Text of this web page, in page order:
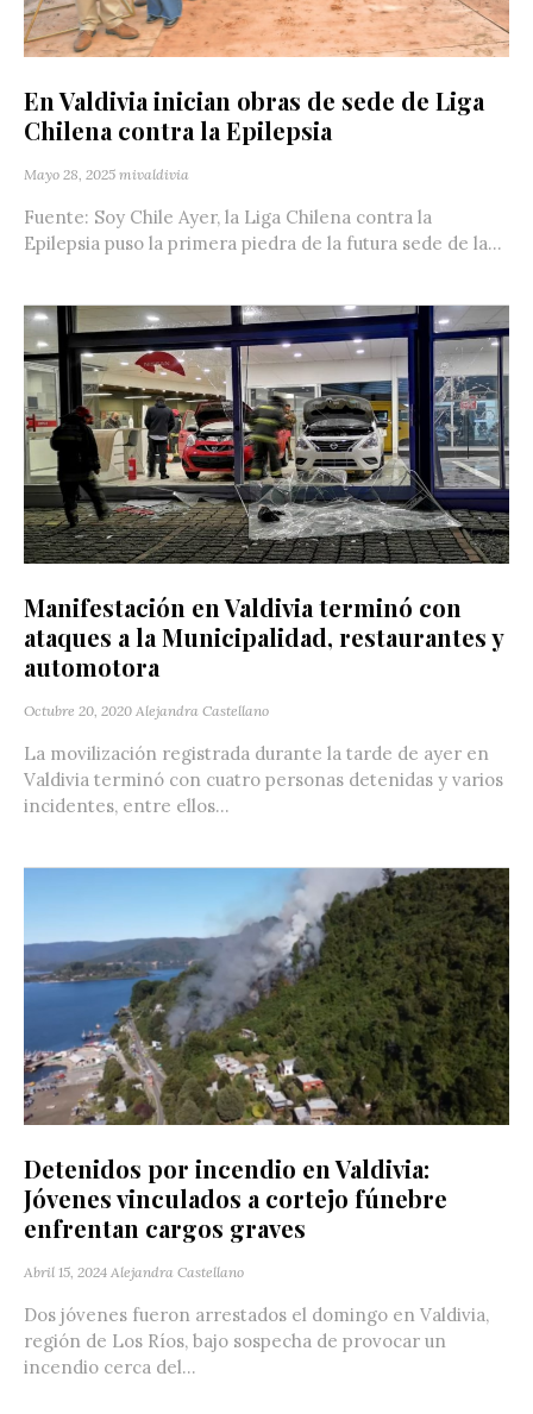
En Valdivia inician obras de sede de Liga
Chilena contra la Epilepsia
Mayo 28, 2025 mivaldivia
Fuente: Soy Chile Ayer, la Liga Chilena contra la
Epilepsia puso la primera piedra de la futura sede de la...
Manifestación en Valdivia terminó con
ataques a la Municipalidad, restaurantes y
automotora
Octubre 20, 2020 Alejandra Castellano
La movilización registrada durante la tarde de ayer en
Valdivia terminó con cuatro personas detenidas y varios
incidentes, entre ellos...
Detenidos por incendio en Valdivia:
Jóvenes vinculados a cortejo fúnebre
enfrentan cargos graves
Abril 15, 2024 Alejandra Castellano
Dos jóvenes fueron arrestados el domingo en Valdivia,
región de Los Ríos, bajo sospecha de provocar un
incendio cerca del...